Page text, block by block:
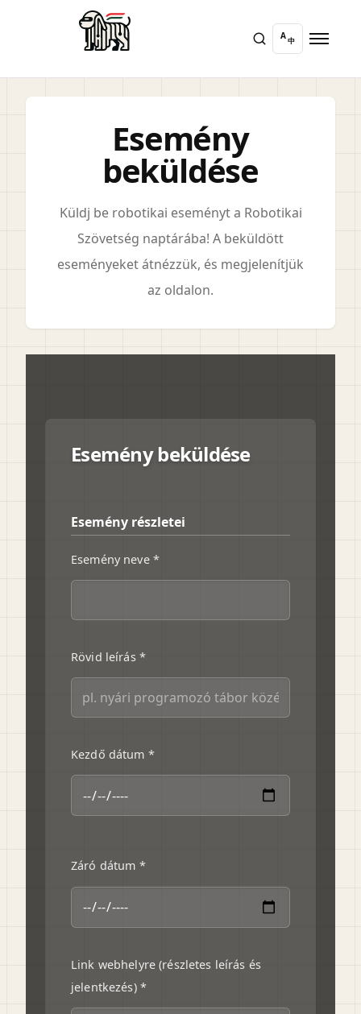
A
中
Esemény
beküldése
Küldj be robotikai eseményt a Robotikai
Szövetség naptárába! A beküldött
eseményeket átnézzük, és megjelenítjük
az oldalon.
Esemény beküldése
Esemény részletei
Esemény neve *
Rövid leírás *
Kezdő dátum *
Záró dátum *
Link webhelyre (részletes leírás és
jelentkezés) *